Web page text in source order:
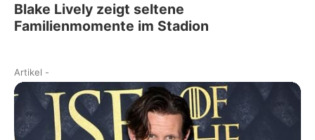
Blake Lively zeigt seltene
Familienmomente im Stadion
Artikel -